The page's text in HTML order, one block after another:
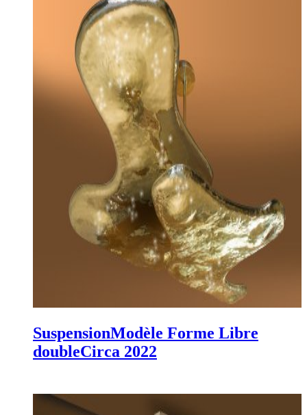
SuspensionModèle Forme Libre
doubleCirca 2022